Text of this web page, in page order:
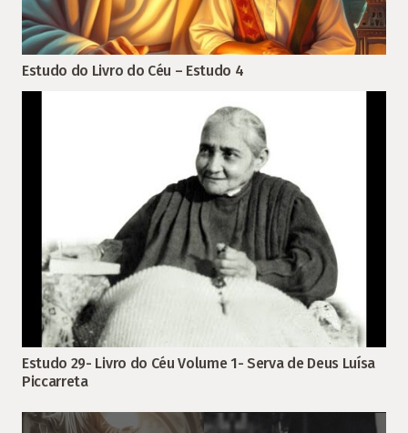
Estudo do Livro do Céu – Estudo 4
Estudo 29- Livro do Céu Volume 1- Serva de Deus Luísa
Piccarreta